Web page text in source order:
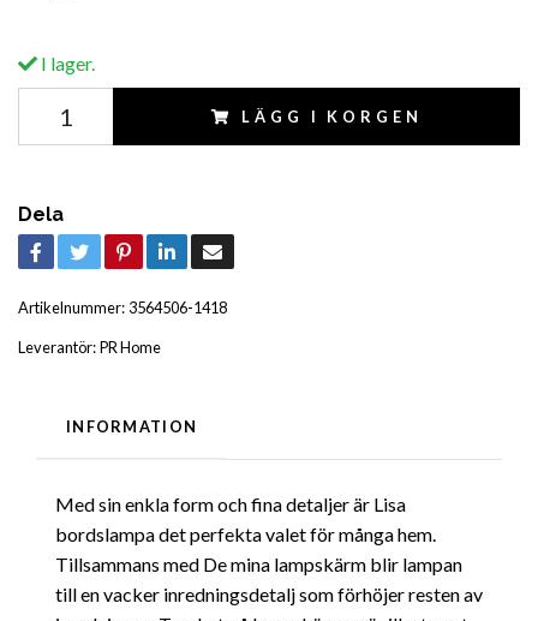
I lager.
LÄGG I KORGEN
Dela
Artikelnummer: 3564506-1418
Leverantör:PR Home
INFORMATION
Med sin enkla form och fina detaljer är Lisa
bordslampa det perfekta valet för många hem.
Tillsammans med De mina lampskärm blir lampan
till en vacker inredningsdetalj som förhöjer resten av